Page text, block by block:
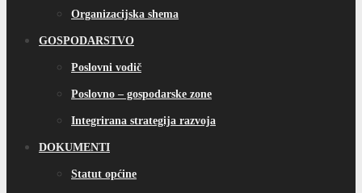
Organizacijska shema
GOSPODARSTVO
Poslovni vodič
Poslovno – gospodarske zone
Integrirana strategija razvoja
DOKUMENTI
Statut općine